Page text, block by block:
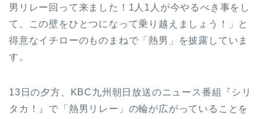
男リレー回って来ました！1人1人が今やるべき事をし
て、この壁をひとつになって乗り越えましょう！」と
得意なイチローのものまねで「熱男」を披露していま
す。
13日の夕方、KBC九州朝日放送のニュース番組『シリ
タカ！』で「熱男リレー」の輪が広がっていることを